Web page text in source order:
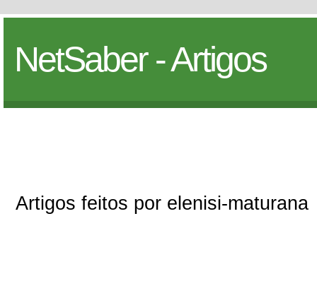
NetSaber - Artigos
Artigos feitos por elenisi-maturana